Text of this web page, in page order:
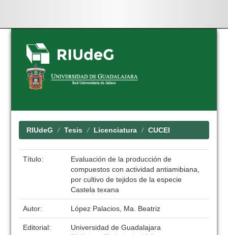
Skip
navigation
RIUdeG Tesis Licenciatura CUCEI
Título:
Evaluación de la producción de
compuestos con actividad antiamibiana,
por cultivo de tejidos de la especie
Castela texana
Autor: López Palacios, Ma. Beatriz
Editorial:
Universidad de Guadalajara